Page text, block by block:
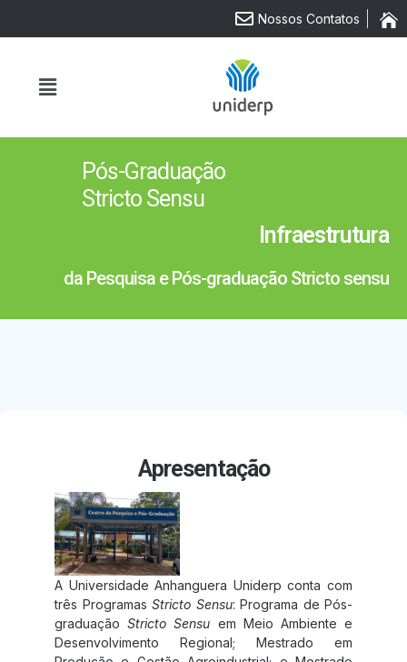
Nossos Contatos
Pós-Graduação
Stricto Sensu
Infraestrutura
da Pesquisa e Pós-graduação Stricto sensu
Apresentação
A Universidade Anhanguera Uniderp conta com
três Programas Stricto Sensu: Programa de Pós-
graduaçãoStricto Sensu em Meio Ambiente e
Desenvolvimento Regional; Mestrado em